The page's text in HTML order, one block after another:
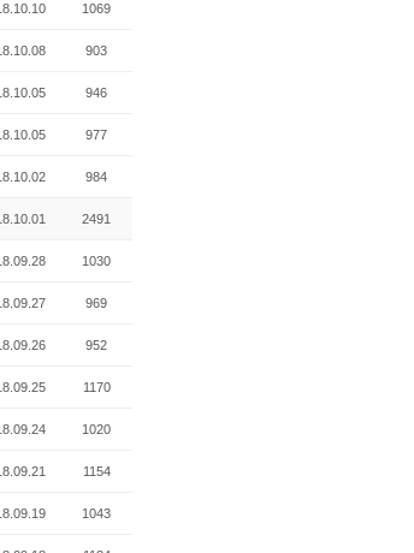
1069
903
946
977
984
2491
1030
969
952
1170
1020
1154
1043